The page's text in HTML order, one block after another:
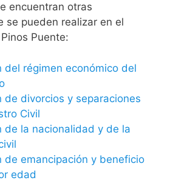
encuentran otras
se pueden realizar en el
Puente:
del régimen económico del
de divorcios y separaciones
Civil
de la nacionalidad y de la
de emancipación y beneficio
edad